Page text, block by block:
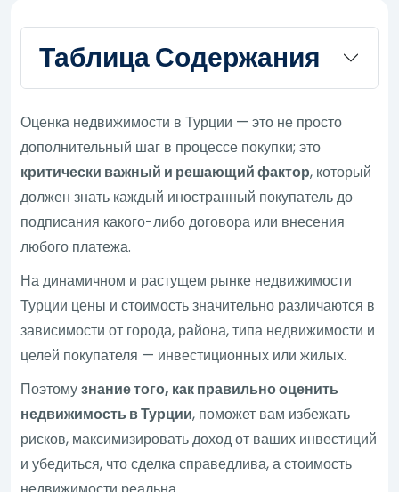
Таблица Содержания
Оценка недвижимости в Турции — это не просто
дополнительный шаг в процессе покупки; это
критически важный и решающий фактор, который
должен знать каждый иностранный покупатель до
подписания какого-либо договора или внесения
любого платежа.
На динамичном и растущем рынке недвижимости
Турции цены и стоимость значительно различаются в
зависимости от города, района, типа недвижимости и
целей покупателя — инвестиционных или жилых.
Поэтомузнание того, как правильно оценить
недвижимость в Турции, поможет вам избежать
рисков, максимизировать доход от ваших инвестиций
и убедиться, что сделка справедлива, а стоимость